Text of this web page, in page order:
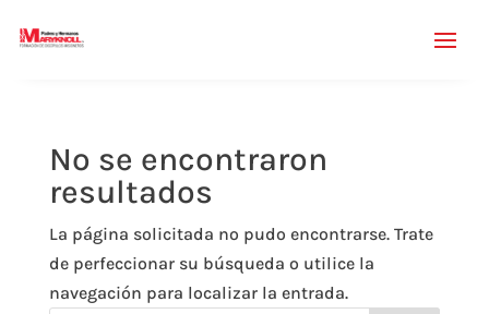
No se encontraron
resultados
La página solicitada no pudo encontrarse. Trate
de perfeccionar su búsqueda o utilice la
navegación para localizar la entrada.